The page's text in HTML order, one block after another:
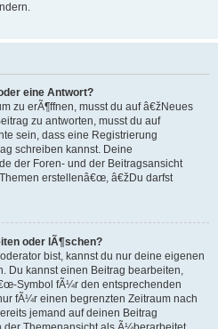
eine Antwort?
zu erÃ¶ffnen, musst du auf â€žNeues
zu antworten, musst du auf
sein, dass eine Registrierung
schreiben kannst. Deine
der Foren- und der Beitragsansicht
erstellenâ€œ, â€žDu darfst
oder lÃ¶schen?
bist, kannst du nur deine eigenen
Du kannst einen Beitrag bearbeiten,
Symbol fÃ¼r den entsprechenden
fÃ¼r einen begrenzten Zeitraum nach
jemand auf deinen Beitrag